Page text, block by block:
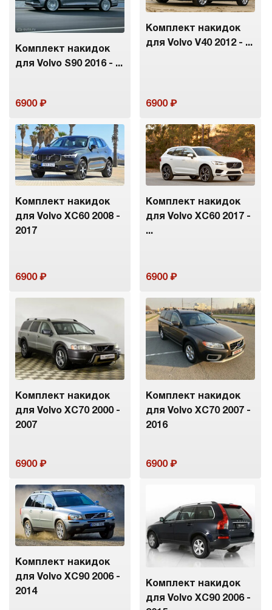
Комплект накидок
для Volvo S90 2016 - ...
6900
Комплект накидок
для Volvo V40 2012 - ...
6900
Комплект накидок
для Volvo XC60 2008 -
2017
6900
Комплект накидок
для Volvo XC60 2017 -
...
6900
Комплект накидок
для Volvo XC70 2000 -
2007
6900
Комплект накидок
для Volvo XC70 2007 -
2016
6900
Комплект накидок
для Volvo XC90 2006 -
2014
Комплект накидок
для Volvo XC90 2006 -